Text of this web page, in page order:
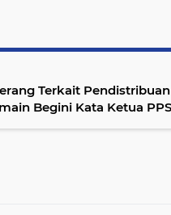
Terkait Pendistribuan
PPS